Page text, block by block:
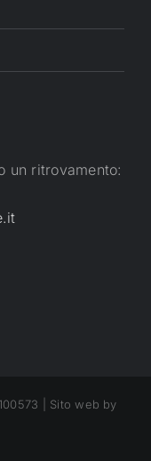
un ritrovamento:
| Sito web by